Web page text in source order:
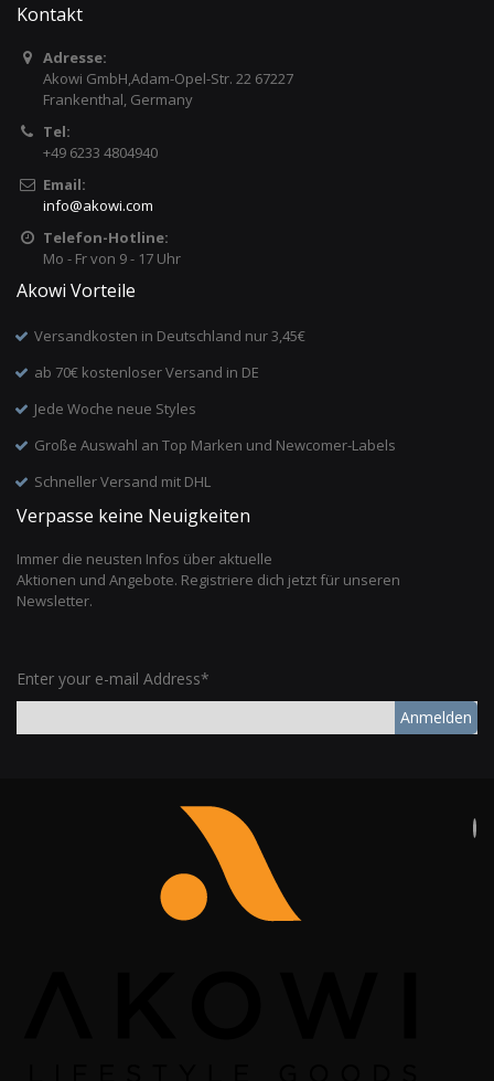
Kontakt
Adresse:
Akowi GmbH,Adam-Opel-Str. 22 67227
Frankenthal, Germany
Tel:
+49 6233 4804940
Email:
info@akowi.com
Telefon-Hotline:
Mo - Fr von 9 - 17 Uhr
Akowi Vorteile
Versandkosten in Deutschland nur 3,45€
ab 70€ kostenloser Versand in DE
Jede Woche neue Styles
Große Auswahl an Top Marken und Newcomer-Labels
Schneller Versand mit DHL
Verpasse keine Neuigkeiten
Immer die neusten Infos über aktuelle
Aktionen und Angebote. Registriere dich jetzt für unseren
Newsletter.
Enter your e-mail Address*
Anmelden